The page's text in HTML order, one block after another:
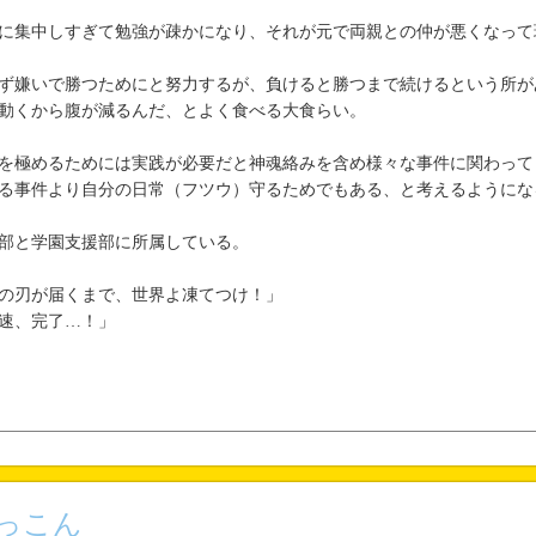
集中しすぎて勉強が疎かになり、それが元で両親との仲が悪くなっ
嫌いで勝つためにと努力するが、負けると勝つまで続けるという所
くから腹が減るんだ、とよく食べる大食らい。
極めるためには実践が必要だと神魂絡みを含め様々な事件に関わっ
事件より自分の日常（フツウ）守るためでもある、と考えるように
と学園支援部に所属している。
刃が届くまで、世界よ凍てつけ！」
、完了…！」
こん